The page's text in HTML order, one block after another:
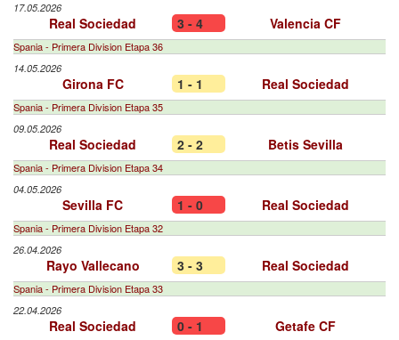
17.05.2026
Real Sociedad 3 - 4 Valencia CF
Spania - Primera Division Etapa 36
14.05.2026
Girona FC 1 - 1 Real Sociedad
Spania - Primera Division Etapa 35
09.05.2026
Real Sociedad 2 - 2 Betis Sevilla
Spania - Primera Division Etapa 34
04.05.2026
Sevilla FC 1 - 0 Real Sociedad
Spania - Primera Division Etapa 32
26.04.2026
Rayo Vallecano 3 - 3 Real Sociedad
Spania - Primera Division Etapa 33
22.04.2026
Real Sociedad 0 - 1 Getafe CF